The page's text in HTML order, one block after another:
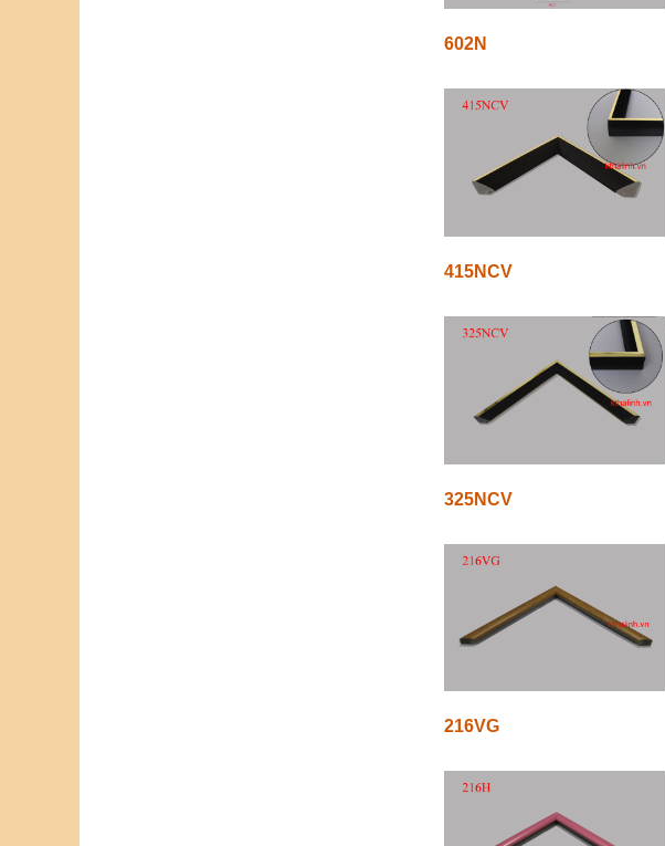
602N
415NCV
325NCV
216VG